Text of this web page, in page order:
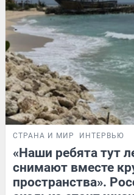
СТРАНА И МИР ИНТЕРВЬЮ
«Наши ребята тут
снимают вместе
пространства».